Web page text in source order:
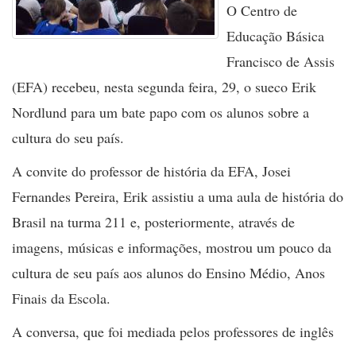
O Centro de
Educação Básica
Francisco de Assis
(EFA) recebeu, nesta segunda feira, 29, o sueco Erik
Nordlund para um bate papo com os alunos sobre a
cultura do seu país.
A convite do professor de história da EFA, Josei
Fernandes Pereira, Erik assistiu a uma aula de história do
Brasil na turma 211 e, posteriormente, através de
imagens, músicas e informações, mostrou um pouco da
cultura de seu país aos alunos do Ensino Médio, Anos
Finais da Escola.
A conversa, que foi mediada pelos professores de inglês